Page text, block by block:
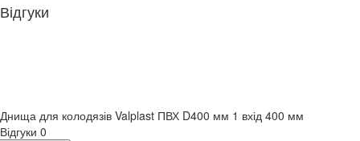
Відгуки
Днища для колодязів Valplast ПВХ D400 мм 1 вхід 400 мм
Відгуки 0